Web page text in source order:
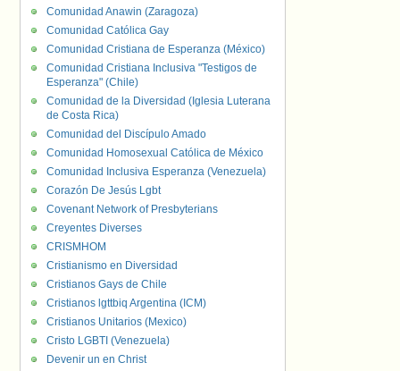
Comunidad Anawin (Zaragoza)
Comunidad Católica Gay
Comunidad Cristiana de Esperanza (México)
Comunidad Cristiana Inclusiva "Testigos de
Esperanza" (Chile)
Comunidad de la Diversidad (Iglesia Luterana
de Costa Rica)
Comunidad del Discípulo Amado
Comunidad Homosexual Católica de México
Comunidad Inclusiva Esperanza (Venezuela)
Corazón De Jesús Lgbt
Covenant Network of Presbyterians
Creyentes Diverses
CRISMHOM
Cristianismo en Diversidad
Cristianos Gays de Chile
Cristianos lgttbiq Argentina (ICM)
Cristianos Unitarios (Mexico)
Cristo LGBTI (Venezuela)
Devenir un en Christ